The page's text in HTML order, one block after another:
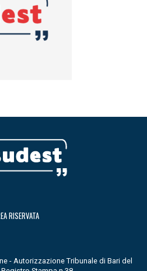
RISERVATA
- Autorizzazione Tribunale di Bari del